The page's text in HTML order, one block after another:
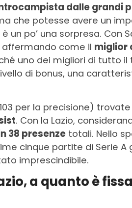
dalle grandi
che potesse avere un
un po’ una sorpresa. Con
affermando come il miglior
uno dei migliori di tutto il
di bonus, una
per la precisione)
. Con la Lazio,
38 presenze totali. Nello
cinque partite di Serie
imprescindibile.
a quanto è